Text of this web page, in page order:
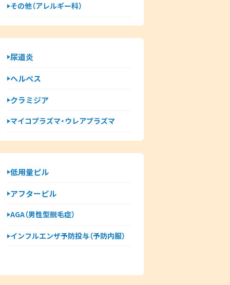
その他（アレルギー科）
尿道炎
ヘルペス
クラミジア
マイコプラズマ・ウレアプラズマ
低用量ピル
アフターピル
AGA（男性型脱毛症）
インフルエンザ予防投与（予防内服）